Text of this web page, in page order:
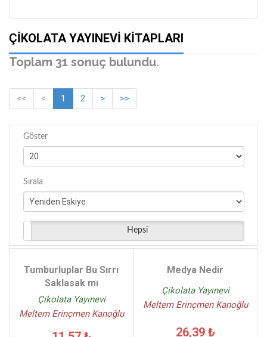
ÇIKOLATA YAYINEVI KITAPLARI
Toplam 31 sonuç bulundu.
<< < 1 2 > >>
Göster
Sırala
Hepsi
Tumburluplar Bu Sırrı
Saklasak mı
Çikolata Yayınevi
Meltem Erinçmen Kanoğlu
Medya Nedir
Çikolata Yayınevi
Meltem Erinçmen Kanoğlu
26,39 ₺